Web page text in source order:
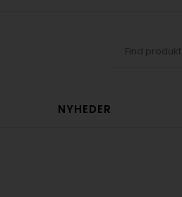
NYHEDER